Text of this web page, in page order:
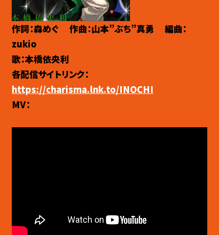
作詞：森めぐ 作曲：山本”ぶち”真勇 編曲：
zukio
歌：本橋依央利
各配信サイトリンク：
https://charisma.lnk.to/INOCHI
MV：